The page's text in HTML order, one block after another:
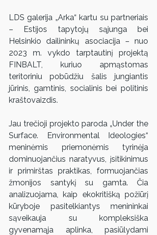
LDS galerija „Arka“ kartu su partneriais
– Estijos tapytojų sąjunga bei
Helsinkio dailininkų asociacija – nuo
2023 m. vykdo tarptautinį projektą
FINBALT, kuriuo apmąstomas
teritoriniu pobūdžiu šalis jungiantis
jūrinis, gamtinis, socialinis bei politinis
kraštovaizdis.
Jau trečioji projekto paroda „Under the
Surface. Environmental Ideologies“
meninėmis priemonėmis tyrinėja
dominuojančius naratyvus, įsitikinimus
ir primirštas praktikas, formuojančias
žmonijos santykį su gamta. Čia
analizuojama, kaip ekokritišką požiūrį
kūryboje pasitelkiantys menininkai
sąveikauja su kompleksiška
gyvenamąja aplinka, pasiūlydami